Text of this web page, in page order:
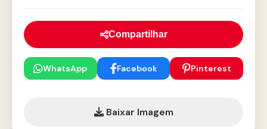
Compartilhar
WhatsApp Facebook Pinterest
Baixar Imagem